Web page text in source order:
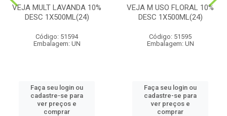
VEJA MULT LAVANDA 10%
DESC 1X500ML(24)
Código: 51594
Embalagem: UN
Faça seu login ou
cadastre-se para
ver preços e
comprar
VEJA M USO FLORAL 10%
DESC 1X500ML(24)
Código: 51595
Embalagem: UN
Faça seu login ou
cadastre-se para
ver preços e
comprar